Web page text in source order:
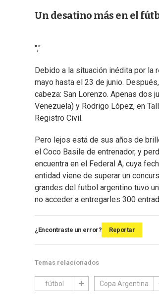
Un desatino más en el
","
Debido a la situación inédita por la
mayo hasta el 23 de junio.
cabeza: San Lorenzo. Apenas dos
Venezuela) y Rodrigo López, en
Registro Civil.
Pero lejos está de sus años de
el Coco Basile de entrenador, y
encuentra en el Federal A, cuya
entidad viene de superar un
grandes del futbol argentino tuvo
no acceder a entregarles 300
¿Encontraste un error? Reportar
Temas relacionados
fútbol Copa Argentina